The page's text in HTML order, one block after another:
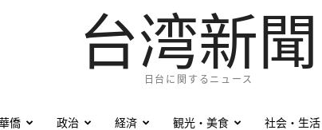
台湾新聞
日台に関するニュース
僑 政治 経済 観光・美食 社会・生活